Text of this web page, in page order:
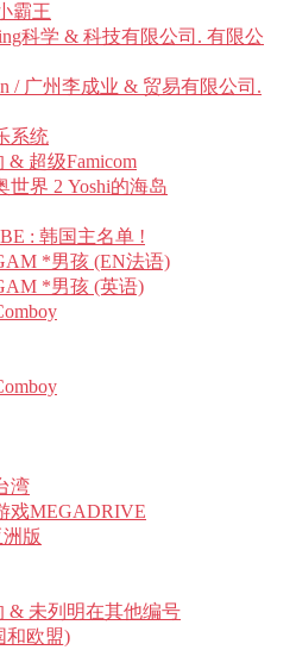
霸王
科学 & 科技有限公司. 有限公
/ 广州李成业 & 贸易有限公司.
系统
& 超级Famicom
世界 2 Yoshi的海岛
: 韩国主名单 !
*男孩 (EN法语)
*男孩 (英语)
湾
戏MEGADRIVE
版
& 未列明在其他编号
和欧盟)